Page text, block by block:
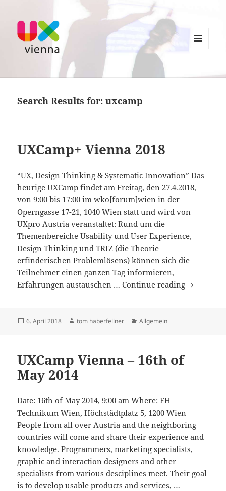
UXvienna
Search Results for: uxcamp
UXCamp+ Vienna 2018
“UX, Design Thinking & Systematic Innovation” Das
heurige UXCamp findet am Freitag, den 27.4.2018,
von 9:00 bis 17:00 im wko[forum]wien in der
Operngasse 17-21, 1040 Wien statt und wird von
UXpro Austria veranstaltet: Rund um die
Themenbereiche Usability und User Experience,
Design Thinking und TRIZ (die Theorie
erfinderischen Problemlösens) können sich die
Teilnehmer einen ganzen Tag informieren,
Erfahrungen austauschen …Continue reading UXCamp+
Posted
6. April 2018 Author
tom haberfellner Categories
Allgemein
UXCamp Vienna – 16th of
May 2014
Date: 16th of May 2014, 9:00 am Where: FH
Technikum Wien, Höchstädtplatz 5, 1200 Wien
People from all over Austria and the neighboring
countries will come and share their experience and
knowledge. Programmers, marketing specialists,
graphic and interaction designers and other
specialists from various desciplines meet. Their goal
is to develop usable products and services, …